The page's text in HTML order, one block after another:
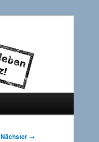
Nächster →